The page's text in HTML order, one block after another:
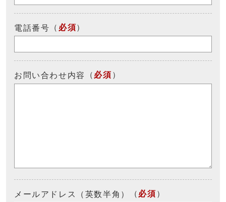
電話番号 （ 必須）
お問い合わせ内容 （ 必須 ）
メールアドレス（英数半角） （ 必須 ）